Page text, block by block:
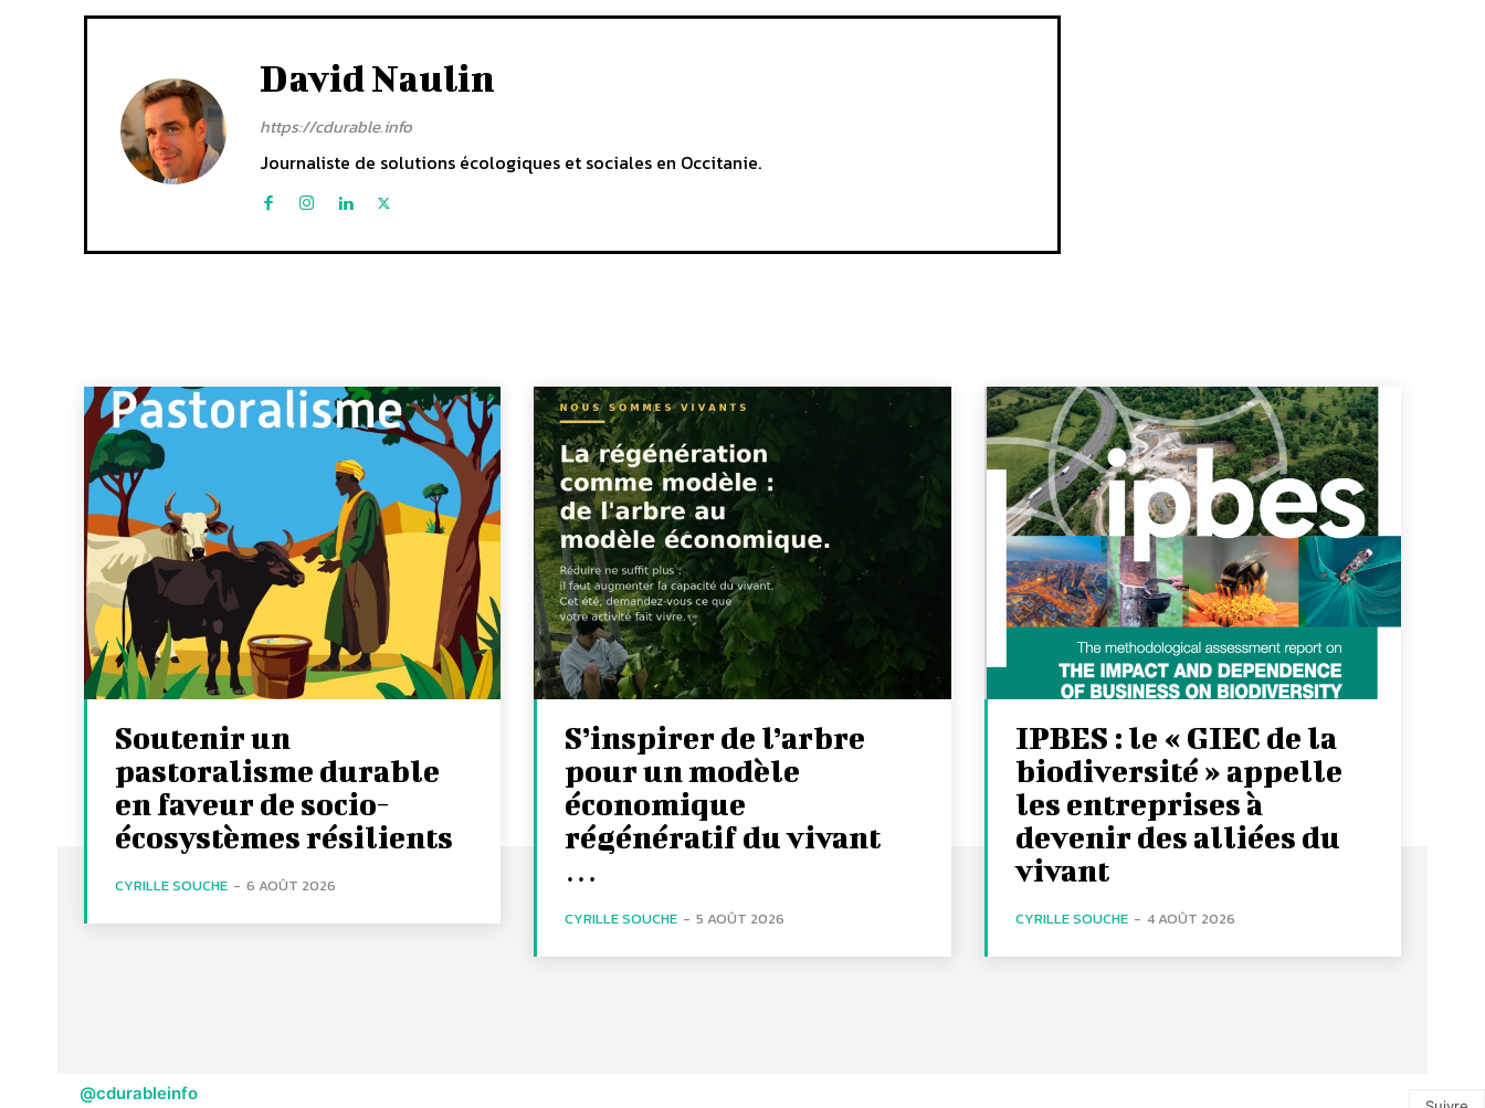
David Naulin
https://cdurable.info
Journaliste de solutions écologiques et sociales en Occitanie.
Soutenir un
pastoralisme durable
en faveur de socio-
écosystèmes résilients
CYRILLE SOUCHE - 6 AOÛT 2026
S’inspirer de l’arbre
pour un modèle
économique
régénératif du vivant
…
CYRILLE SOUCHE - 5 AOÛT 2026
IPBES : le « GIEC de la
biodiversité » appelle
les entreprises à
devenir des alliées du
vivant
CYRILLE SOUCHE - 4 AOÛT 2026
@cdurableinfo